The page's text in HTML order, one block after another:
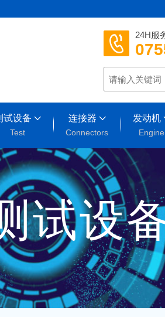
24H服
试设备
Test
连接器
Connectors
发动机
Engine
试设